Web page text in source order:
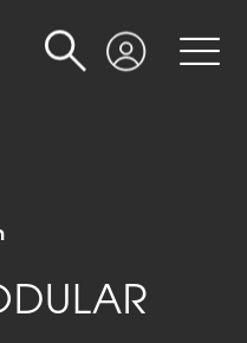
Login
Suche